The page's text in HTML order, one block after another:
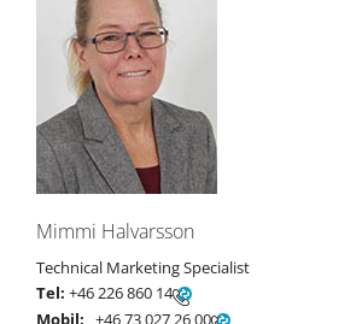
Mimmi Halvarsson
Technical Marketing Specialist
Tel: +46 226 860 14
Mobil: +46 73 027 26 00